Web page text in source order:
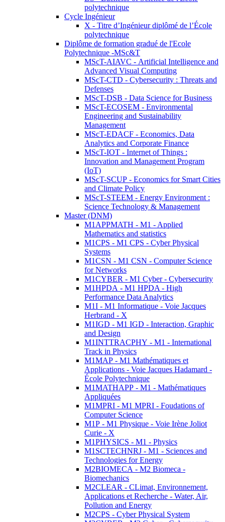
polytechnique
Cycle Ingénieur
X - Titre d’Ingénieur diplômé de l’École
polytechnique
Diplôme de formation gradué de l'Ecole
Polytechnique -MSc&T
MScT-AIAVC - Artificial Intelligence and
Advanced Visual Computing
MScT-CTD - Cybersecurity : Threats and
Defenses
MScT-DSB - Data Science for Business
MScT-ECOSEM - Environmental
Engineering and Sustainability
Management
MScT-EDACF - Economics, Data
Analytics and Corporate Finance
MScT-IOT - Internet of Things :
Innovation and Management Program
(IoT)
MScT-SCUP - Economics for Smart Cities
and Climate Policy
MScT-STEEM - Energy Environment :
Science Technology & Management
Master (DNM)
M1APPMATH - M1 - Applied
Mathematics and statistics
M1CPS - M1 CPS - Cyber Physical
Systems
M1CSN - M1 CSN - Computer Science
for Networks
M1CYBER - M1 Cyber - Cybersecurity
M1HPDA - M1 HPDA - High
Performance Data Analytics
M1I - M1 Informatique - Voie Jacques
Herbrand - X
M1IGD - M1 IGD - Interaction, Graphic
and Design
M1INTTRACPHY - M1 - International
Track in Physics
M1MAP - M1 Mathématiques et
Applications - Voie Jacques Hadamard -
École Polytechnique
M1MATHAPP - M1 - Mathématiques
Appliquées
M1MPRI - M1 MPRI - Foudations of
Computer Science
M1P - M1 Physique - Voie Irène Joliot
Curie - X
M1PHYSICS - M1 - Physics
M1SCTECHNRJ - M1 - Sciences and
Technologies for Energy
M2BIOMECA - M2 Biomeca -
Biomechanics
M2CLEAR - CLimat, Environnement,
Applications et Recherche - Water, Air,
Pollution and Energy
M2CPS - Cyber Physical System